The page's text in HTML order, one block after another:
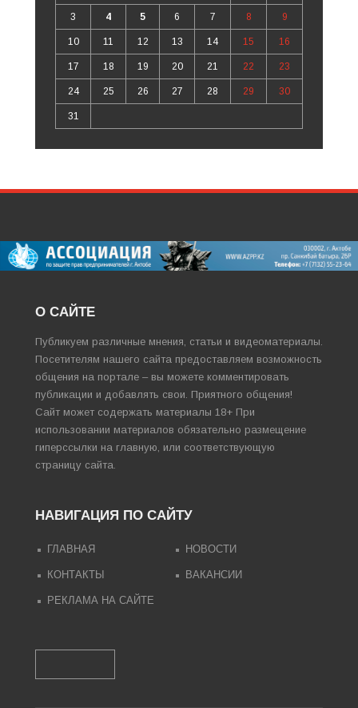
3 4 5 6 7 8 9
10 11 12 13 14 15 16
17 18 19 20 21 22 23
24 25 26 27 28 29 30
31
О САЙТЕ
Публикуем различные мнения, статьи и видеоматериалы.
Посетителям нашего сайта предоставляем возможность
общения на портале – вы можете комментировать
публикации и добавлять свои. Приятного общения!
Сайт может содержать материалы 18+ При
использовании материалов обязательно размещение
гиперссылки на главную, или соответствующую
страницу сайта.
НАВИГАЦИЯ ПО САЙТУ
ГЛАВНАЯ НОВОСТИ
КОНТАКТЫ ВАКАНСИИ
РЕКЛАМА НА САЙТЕ